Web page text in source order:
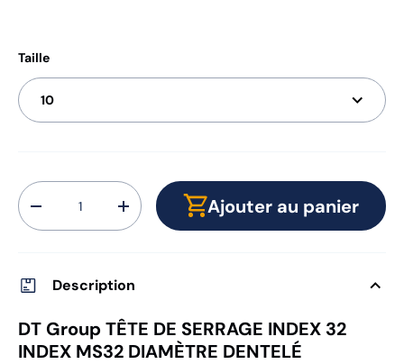
Taille
10
Qté
-
+ Ajouter au panier
Description
DT Group TÊTE DE SERRAGE INDEX 32
INDEX MS32 DIAMÈTRE DENTELÉ